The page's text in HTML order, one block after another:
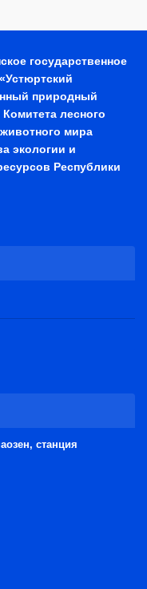
государственное
природный
лесного
мира
экологии и
Республики
станция